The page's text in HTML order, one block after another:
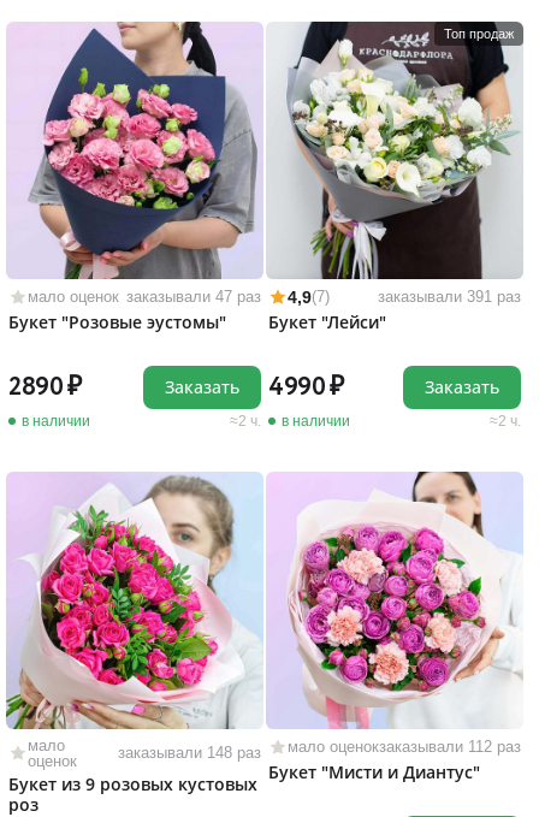
мало оценок заказывали 47 раз
Букет "Розовые эустомы"
2890
в наличии 2 ч.
Заказать
Топ продаж
4,9(7) заказывали 391 раз
Букет "Лейси"
4990
в наличии 2 ч.
Заказать
мало
оценок
заказывали 148 раз
Букет из 9 розовых кустовых
роз
мало оценокзаказывали 112 раз
Букет "Мисти и Диантус"